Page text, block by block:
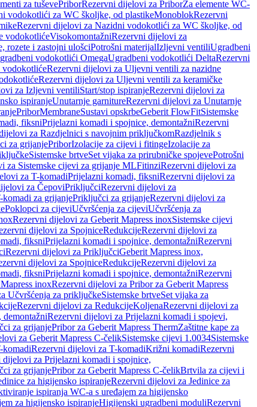
za tuševePriborRezervni dijelovi za PriborZa elemente WC-
vodokotlići za WC školjke, od plastikeMonoblokRezervni
Rezervni dijelovi za Nazidni vodokotlići za WC školjke, od
vodokotlićeVisokomontažniRezervni dijelovi za
rozete i zastojni ulošciPotrošni materijalIzljevni ventiliUgradbeni
vodokotlići OmegaUgradbeni vodokotlići DeltaRezervni
vodokotlićeRezervni dijelovi za Uljevni ventili za nazidne
Rezervni dijelovi za Uljevni ventili za keramičke
za Izljevni ventiliStart/stop ispiranjeRezervni dijelovi za
ispiranjeUnutarnje garnitureRezervni dijelovi za Unutarnje
PriborMembraneSustavi opskrbeGeberit FlowFitSistemske
fiksniPrijelazni komadi i spojnice, demontažniRezervni
za Razdjelnici s navojnim priključkomRazdjelnik s
za grijanjePriborIzolacije za cijevi i fitingeIzolacije za
Sistemske brtveSet vijaka za prirubničke spojevePotrošni
za Sistemske cijevi za grijanje MLFitinziRezervni dijelovi za
za T-komadiPrijelazni komadi, fiksniRezervni dijelovi za
za ČepoviPriključciRezervni dijelovi za
za grijanjePriključci za grijanjeRezervni dijelovi za
Poklopci za cijeviUčvršćenja za cijeviUčvršćenja za
Rezervni dijelovi za Geberit Mapress inoxSistemske cijevi
dijelovi za SpojniceRedukcijeRezervni dijelovi za
fiksniPrijelazni komadi i spojnice, demontažniRezervni
Rezervni dijelovi za PriključciGeberit Mapress inox,
dijelovi za SpojniceRedukcijeRezervni dijelovi za
fiksniPrijelazni komadi i spojnice, demontažniRezervni
inoxRezervni dijelovi za Pribor za Geberit Mapress
Učvršćenja za priključkeSistemske brtveSet vijaka za
Rezervni dijelovi za RedukcijeKoljenaRezervni dijelovi za
Rezervni dijelovi za Prijelazni komadi i spojevi,
za grijanjePribor za Geberit Mapress ThermZaštitne kape za
za Geberit Mapress C-čelikSistemske cijevi 1.0034Sistemske
komadiRezervni dijelovi za T-komadiKrižni komadiRezervni
dijelovi za Prijelazni komadi i spojnice,
za grijanjePribor za Geberit Mapress C-čelikBrtvila za cijevi i
za higijensko ispiranjeRezervni dijelovi za Jedinice za
ispiranja WC-a s uređajem za higijensko
za higijensko ispiranjeHigijenski ugradbeni moduliRezervni